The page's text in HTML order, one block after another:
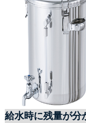
給水時に残量が分